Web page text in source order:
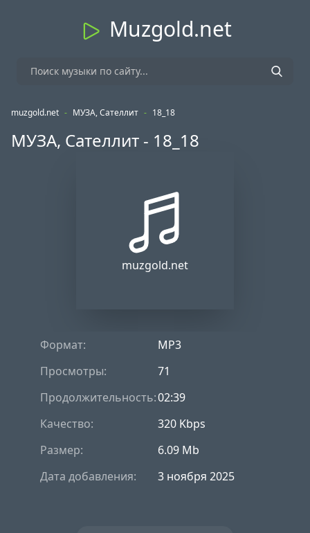
Muzgold.net
muzgold.net - МУЗА, Сателлит - 18_18
МУЗА, Сателлит - 18_18
muzgold.net
Формат:
MP3
Просмотры:
71
Продолжительность:02:39
Качество:
320 Kbps
Размер:
6.09 Mb
Дата добавления:
3 ноября 2025